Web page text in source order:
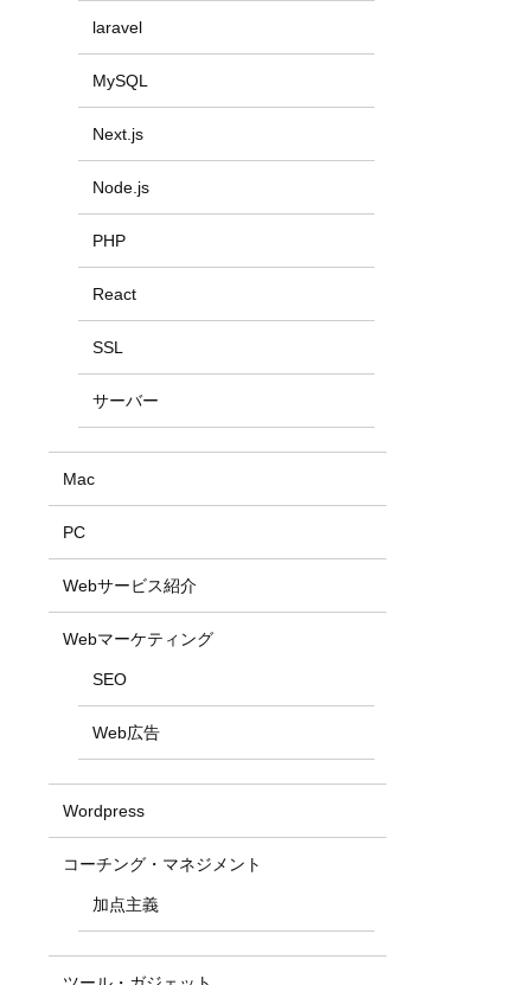
laravel
MySQL
Next.js
Node.js
PHP
React
SSL
サーバー
Mac
PC
Webサービス紹介
Webマーケティング
SEO
Web広告
Wordpress
コーチング・マネジメント
加点主義